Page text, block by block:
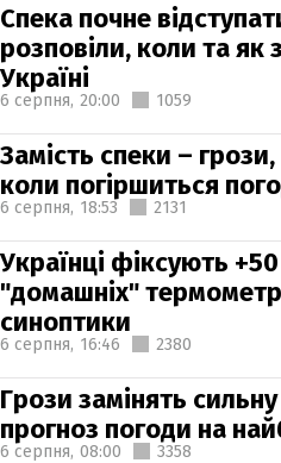
Спека почне
розповіли, коли та як
Україні
6 серпня, 20:00 1059
Замість спеки –
коли погіршиться
6 серпня, 18:53 2131
Українці фіксують
"домашніх"
синоптики
6 серпня, 16:46 2380
Грози замінять
прогноз погоди на
6 серпня, 08:00 3358